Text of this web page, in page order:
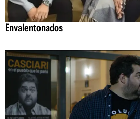
Envalentonados